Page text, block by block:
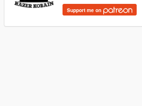
Support me on